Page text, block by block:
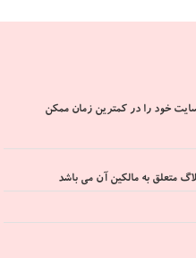
سایت خود را در کمترین زمان ممکن